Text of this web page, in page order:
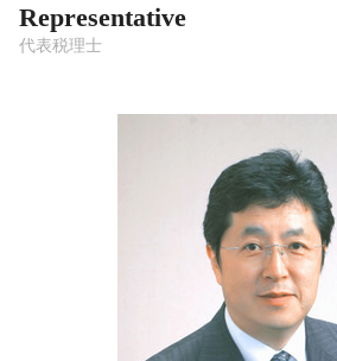
Representative
代表税理士